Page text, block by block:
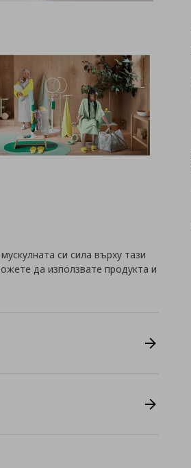
си сила върху тази
да използвате продукта и